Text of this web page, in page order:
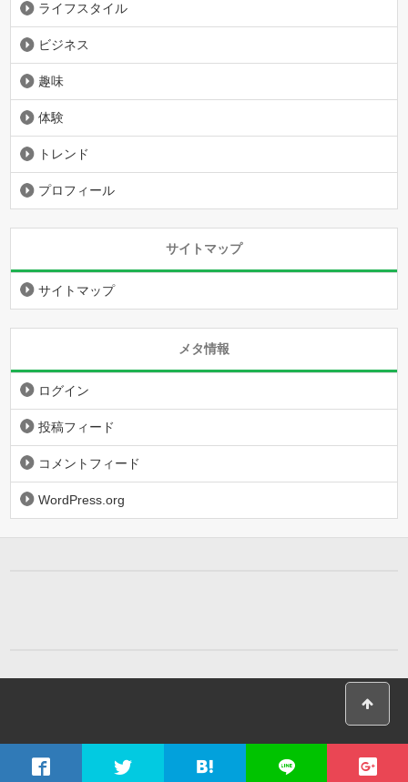
ライフスタイル
ビジネス
趣味
体験
トレンド
プロフィール
サイトマップ
サイトマップ
メタ情報
ログイン
投稿フィード
コメントフィード
WordPress.org